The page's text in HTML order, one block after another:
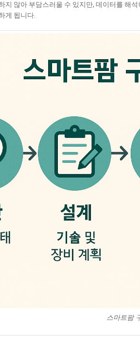
지 않아 부담스러울 수 있지만, 데이터를 해
게 됩니다.
스마트팜